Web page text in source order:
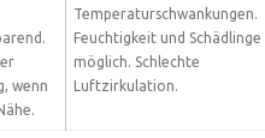
wenn
Temperaturschwankungen.
Feuchtigkeit und Schädlinge
möglich. Schlechte
Luftzirkulation.